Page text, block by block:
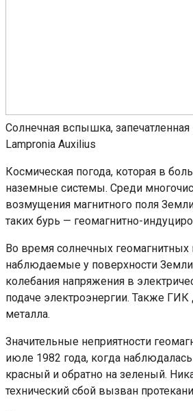
Солнечная вспышка,
Lampronia Auxilius
Космическая погода, которая в
наземные системы. Среди
возмущения магнитного поля
таких бурь — геомагнитно-
Во время солнечных
наблюдаемые у поверхности
колебания напряжения в
подаче электроэнергии. Также
металла.
Значительные неприятности
июле 1982 года, когда
красный и обратно на зеленый.
технический сбой вызван